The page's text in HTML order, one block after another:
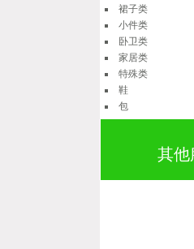
裙子类
小件类
卧卫类
家居类
特殊类
鞋
包
其他